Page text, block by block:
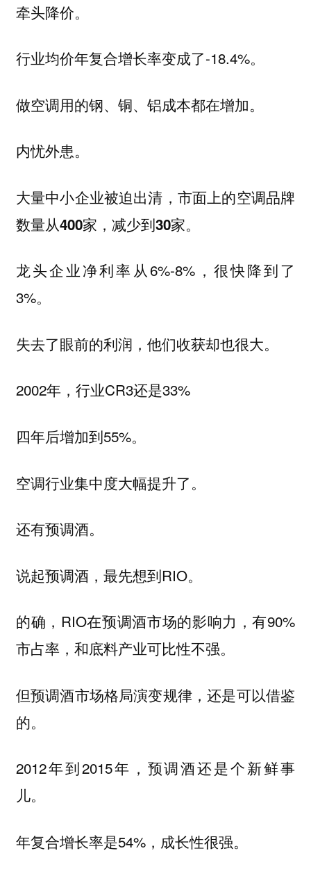
牵头降价。
行业均价年复合增长率变成了-18.4%。
做空调用的钢、铜、铝成本都在增加。
内忧外患。
大量中小企业被迫出清，市面上的空调品牌
数量从400家，减少到30家。
龙头企业净利率从6%-8%，很快降到了
3%。
失去了眼前的利润，他们收获却也很大。
2002年，行业CR3还是33%
四年后增加到55%。
空调行业集中度大幅提升了。
还有预调酒。
说起预调酒，最先想到RIO。
的确，RIO在预调酒市场的影响力，有90%
市占率，和底料产业可比性不强。
但预调酒市场格局演变规律，还是可以借鉴
的。
2012年到2015年，预调酒还是个新鲜事
儿。
年复合增长率是54%，成长性很强。